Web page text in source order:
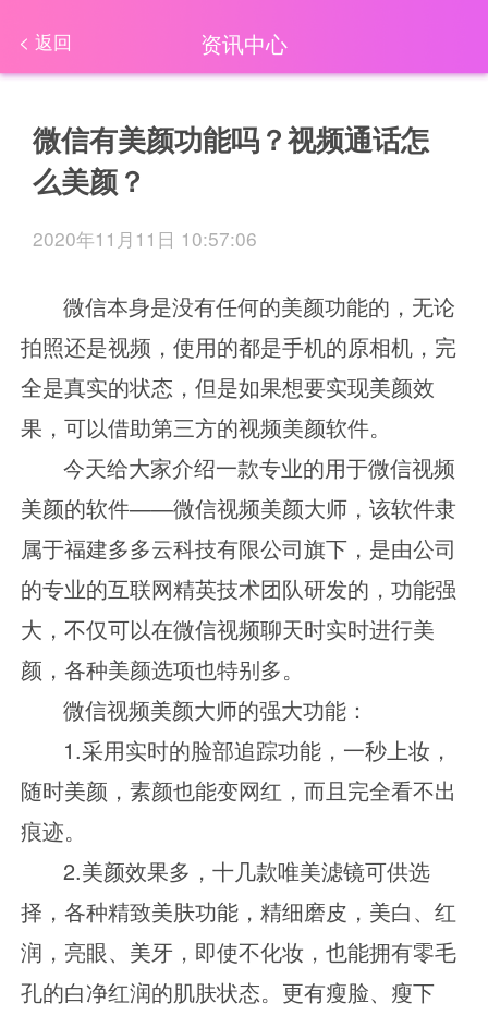
< 返回 资讯中心
微信有美颜功能吗？视频通话怎
么美颜？
2020年11月11日 10:57:06
微信本身是没有任何的美颜功能的，无论
拍照还是视频，使用的都是手机的原相机，完
全是真实的状态，但是如果想要实现美颜效
果，可以借助第三方的视频美颜软件。
今天给大家介绍一款专业的用于微信视频
美颜的软件——微信视频美颜大师，该软件隶
属于福建多多云科技有限公司旗下，是由公司
的专业的互联网精英技术团队研发的，功能强
大，不仅可以在微信视频聊天时实时进行美
颜，各种美颜选项也特别多。
微信视频美颜大师的强大功能：
1.采用实时的脸部追踪功能，一秒上妆，
随时美颜，素颜也能变网红，而且完全看不出
痕迹。
2.美颜效果多，十几款唯美滤镜可供选
择，各种精致美肤功能，精细磨皮，美白、红
润，亮眼、美牙，即使不化妆，也能拥有零毛
孔的白净红润的肌肤状态。更有瘦脸、瘦下